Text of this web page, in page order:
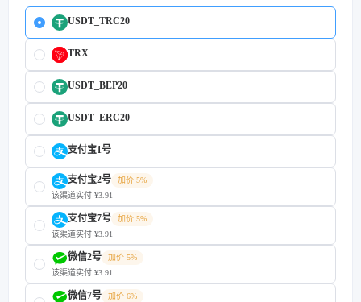
USDT_TRC20
TRX
USDT_BEP20
USDT_ERC20
支付宝1号
支付宝2号
加价 5%
该渠道实付 ¥3.91
支付宝7号
加价 5%
该渠道实付 ¥3.91
微信2号
加价 5%
该渠道实付 ¥3.91
微信7号
加价 6%